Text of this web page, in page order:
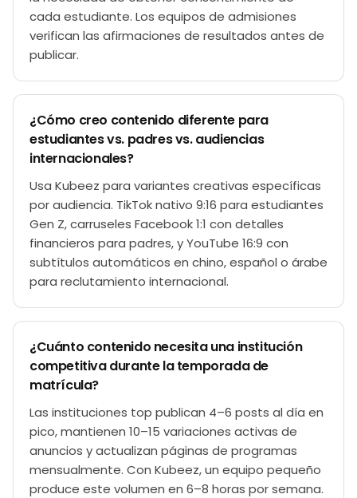
cada estudiante. Los equipos de admisiones
verifican las afirmaciones de resultados antes de
publicar.
¿Cómo creo contenido diferente para
estudiantes vs. padres vs. audiencias
internacionales?
Usa Kubeez para variantes creativas específicas
por audiencia. TikTok nativo 9:16 para estudiantes
Gen Z, carruseles Facebook 1:1 con detalles
financieros para padres, y YouTube 16:9 con
subtítulos automáticos en chino, español o árabe
para reclutamiento internacional.
¿Cuánto contenido necesita una institución
competitiva durante la temporada de
matrícula?
Las instituciones top publican 4–6 posts al día en
pico, mantienen 10–15 variaciones activas de
anuncios y actualizan páginas de programas
mensualmente. Con Kubeez, un equipo pequeño
produce este volumen en 6–8 horas por semana.